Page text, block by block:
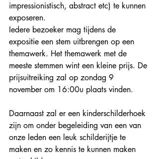
impressionistisch, abstract etc) te kunnen
exposeren.
Iedere bezoeker mag tijdens de
expositie een stem uitbrengen op een
themawerk. Het themawerk met de
meeste stemmen wint een kleine prijs. De
prijsuitreiking zal op zondag 9
november om 16:00u plaats vinden.
Daarnaast zal er een kinderschilderhoek
zijn om onder begeleiding van een van
onze leden een leuk schilderijtje te
maken en zo kennis te kunnen maken